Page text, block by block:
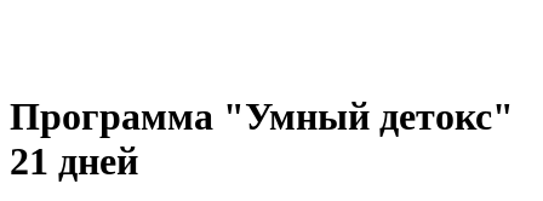
Программа "Умный детокс"
21 дней